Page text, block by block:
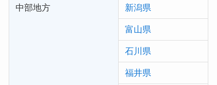
中部地方 新潟県
富山県
石川県
福井県